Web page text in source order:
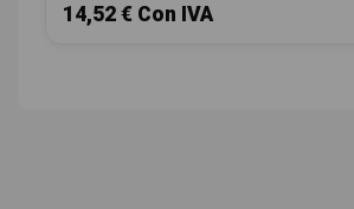
14,52 € Con IVA